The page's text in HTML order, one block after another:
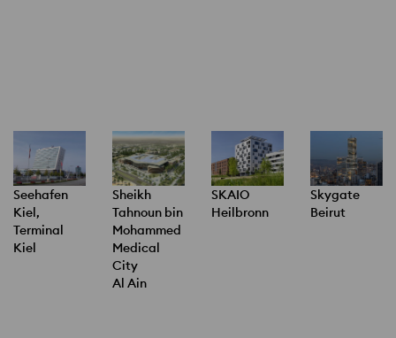
Seehafen
Kiel,
Terminal
Kiel
Sheikh
Tahnoun bin
Mohammed
Medical
City
Al Ain
SKAIO
Heilbronn
Skygate
Beirut